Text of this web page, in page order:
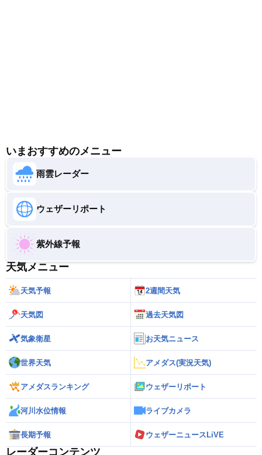
いまおすすめのメニュー
雨雲レーダー
ウェザーリポート
紫外線予報
天気メニュー
天気予報 2週間天気
天気図 過去天気図
気象衛星 お天気ニュース
世界天気 アメダス(実況天気)
アメダスランキング ウェザーリポート
河川水位情報 ライブカメラ
長期予報 ウェザーニュースLiVE
レーダーコンテンツ